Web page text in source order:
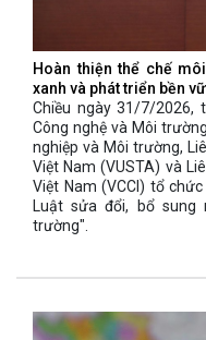
Hoàn thiện thể chế
xanh và phát triển bền
Chiều ngày 31/7/2026,
Công nghệ và Môi
nghiệp và Môi trường,
Việt Nam (VUSTA) và
Việt Nam (VCCI) tổ
Luật sửa đổi, bổ sung
trường".